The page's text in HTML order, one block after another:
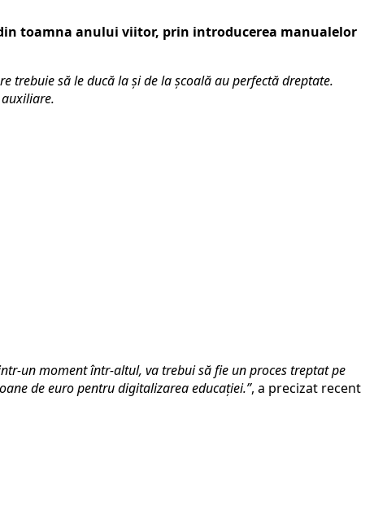
toamna anului viitor, prin introducerea manualelor
trebuie să le ducă la și de la școală au perfectă dreptate.
un moment într-altul, va trebui să fie un proces treptat pe
de euro pentru digitalizarea educației.”, a precizat recent